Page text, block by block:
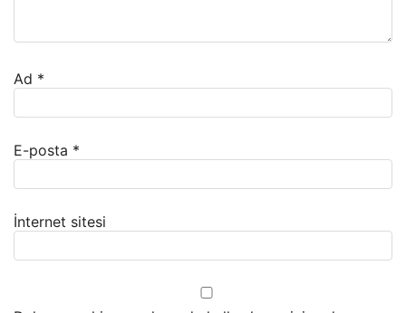
Ad *
E-posta *
İnternet sitesi